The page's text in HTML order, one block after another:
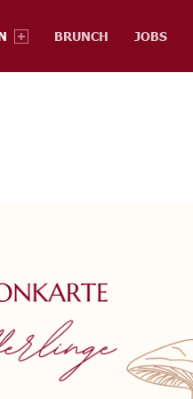
BRUNCH JOBS